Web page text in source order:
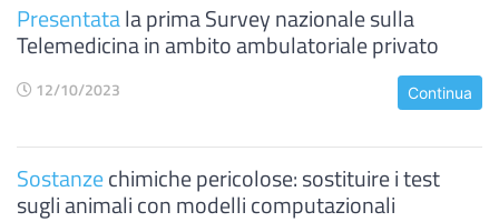
Presentatala prima Survey nazionale sulla
Telemedicina in ambito ambulatoriale privato
12/10/2023 Continua
Sostanzechimiche pericolose: sostituire i test
sugli animali con modelli computazionali